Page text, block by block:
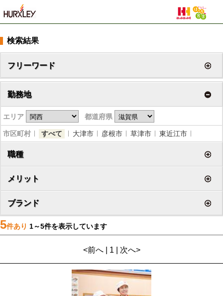
検索結果
フリーワード
勤務地
エリア 都道府県
市区町村 すべて 大津市 彦根市 草津市 東近江市
職種
メリット
ブランド
5件あり 1～5件を表示しています
<前へ | 1 | 次へ>